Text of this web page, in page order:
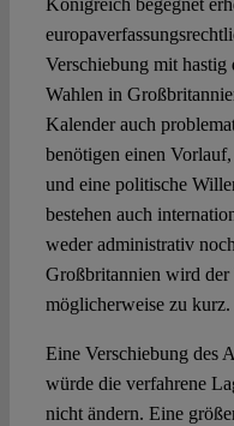
Königreich begegnet
Verschiebung mit
Wahlen in
Kalender auch
benötigen einen
und eine politische
bestehen auch
weder administrativ
Großbritannien wird
möglicherweise zu kurz.
Eine Verschiebung des
würde die verfahrene
nicht ändern. Eine